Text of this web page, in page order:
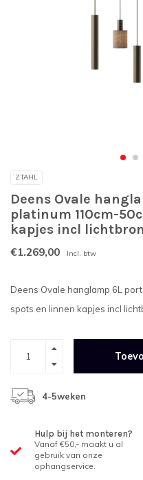
ZTAHL
Deens Ovale
platinum 110cm-
kapjes incl
€1.269,00 Incl. btw
Deens Ovale hanglamp 6L
spots en linnen kapjes incl
4-5weken
Hulp bij het monteren?
Vanaf €50,- maakt u al
gebruik van onze
ophangservice.